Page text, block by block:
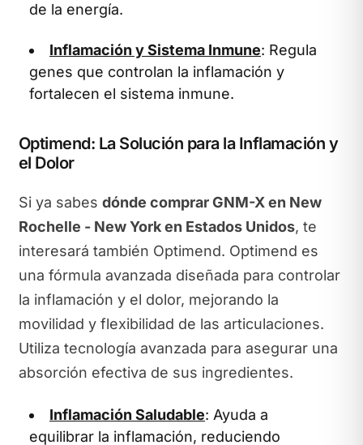
de la energía.
Inflamación y Sistema Inmune: Regula
genes que controlan la inflamación y
fortalecen el sistema inmune.
Optimend: La Solución para la Inflamación y
el Dolor
Si ya sabes dónde comprar GNM-X en New
Rochelle - New York en Estados Unidos, te
interesará también Optimend. Optimend es
una fórmula avanzada diseñada para controlar
la inflamación y el dolor, mejorando la
movilidad y flexibilidad de las articulaciones.
Utiliza tecnología avanzada para asegurar una
absorción efectiva de sus ingredientes.
Inflamación Saludable: Ayuda a
equilibrar la inflamación, reduciendo